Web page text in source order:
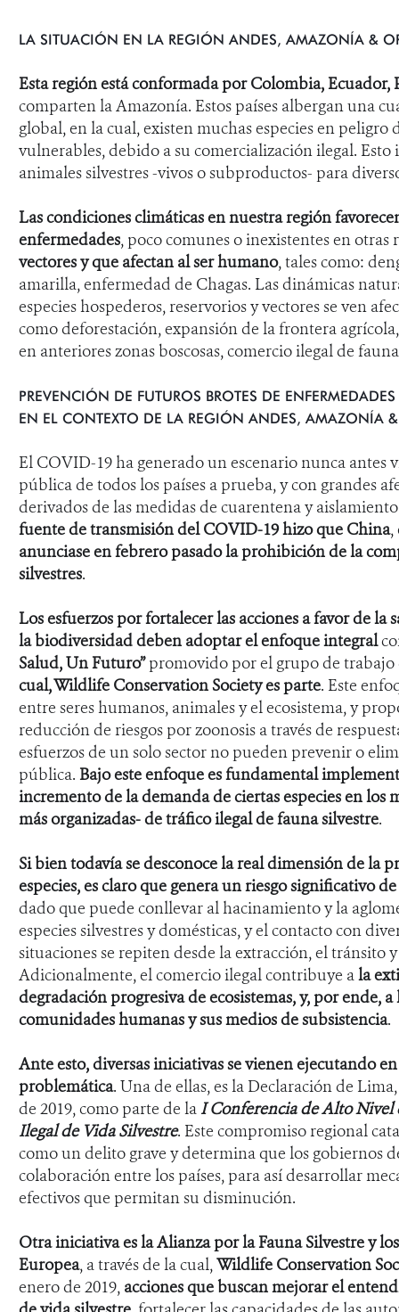
LA SITUACIÓN EN LA REGIÓN ANDES, AMAZONÍA &
Esta región está conformada por Colombia, Ecuador,
comparten la Amazonía. Estos países albergan una
global, en la cual,existen muchas especies en
vulnerables, debido a su comercialización ilegal. Esto
animales silvestres -vivos o subproductos- para
Las condiciones climáticas en nuestra región
enfermedades, poco comunes o inexistentes en otras
vectores y que afectan al ser humano,tales como:
amarilla, enfermedad de Chagas. Las dinámicas
especies hospederos, reservorios y vectores se ven
como deforestación, expansión de la frontera
en anteriores zonas boscosas, comercio ilegal de
PREVENCIÓN DE FUTUROS BROTES DE
EN EL CONTEXTO DE LA REGIÓN ANDES, AMAZONÍA
El COVID-19 ha generado un escenario nunca antes
pública de todos los países a prueba, y con grandes
derivados de las medidas de cuarentena y
fuente de transmisión del COVID-19 hizo que China,
anunciase en febrero pasado la prohibición de la
silvestres.
Los esfuerzos por fortalecer las acciones a favor de
la biodiversidad deben adoptar el enfoque integral
Salud, Un Futuro” promovido por el grupo de
cual, Wildlife Conservation Society es parte. Este
entre seres humanos, animales y el ecosistema, y
reducción de riesgos por zoonosis a través de
esfuerzos de un solo sector no pueden prevenir o
pública. Bajo este enfoquees fundamental
incremento de la demanda de ciertas especies en los
más organizadas- de tráfico ilegal de fauna silvestre.
Si bien todavía se desconoce la real dimensión de la
especies, es claro que genera un riesgo significativo
dado que puede conllevar al hacinamiento y la
especies silvestres y domésticas, y el contacto con
situaciones se repiten desde la extracción, el tránsito
Adicionalmente,el comercio ilegal contribuye ala
degradación progresiva de ecosistemas, y, por ende,
comunidades humanas y sus medios de subsistencia.
Ante esto, diversas iniciativas se vienen ejecutando
problemática. Una de ellas, es la Declaración de
de 2019, como parte de la IConferencia de Alto Nivel
Ilegal de Vida Silvestre. Este compromiso regional
como un delito grave y determina que los gobiernos
colaboración entre los países, para así desarrollar
efectivos que permitan su disminución.
Otra iniciativa esla Alianza por la Fauna Silvestre y
Europea, a través de la cual,Wildlife Conservation
enero de 2019, acciones que buscan mejorar el